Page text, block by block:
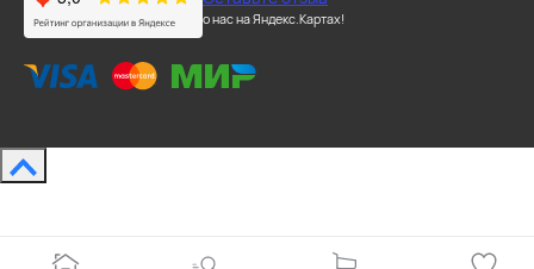
о нас на Яндекс.Картах!